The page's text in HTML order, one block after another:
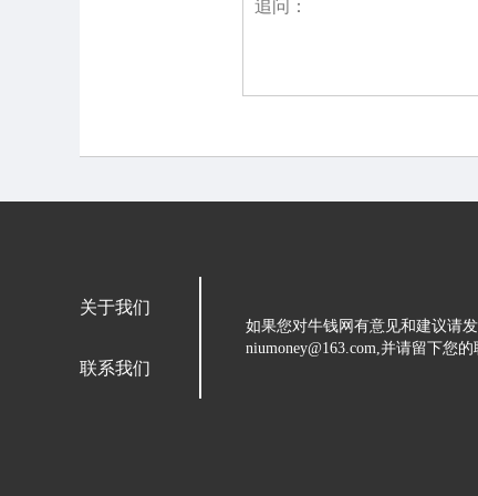
关于我们
联系我们
如果您对牛钱网有意见和建议请发
niumoney@163.com,并请留下您